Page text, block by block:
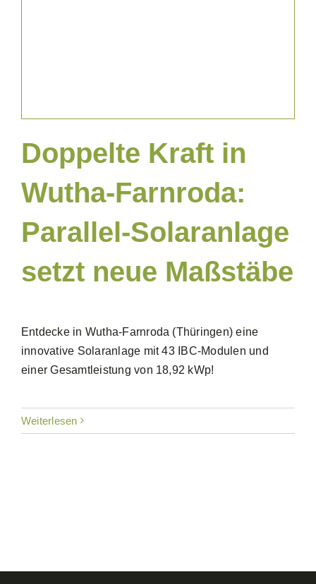
Doppelte Kraft in
Wutha-Farnroda:
Parallel-Solaranlage
setzt neue Maßstäbe
Entdecke in Wutha-Farnroda (Thüringen) eine
innovative Solaranlage mit 43 IBC-Modulen und
einer Gesamtleistung von 18,92 kWp!
Weiterlesen